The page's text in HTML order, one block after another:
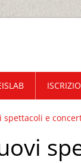
spettacoli e